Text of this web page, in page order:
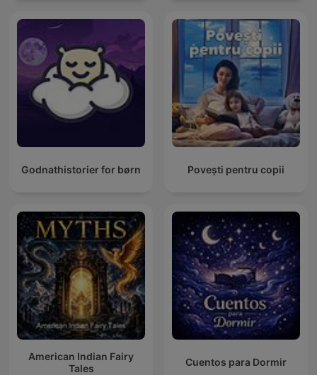
Godnathistorier for børn Povești pentru copii
American Indian Fairy
Tales
Cuentos para Dormir